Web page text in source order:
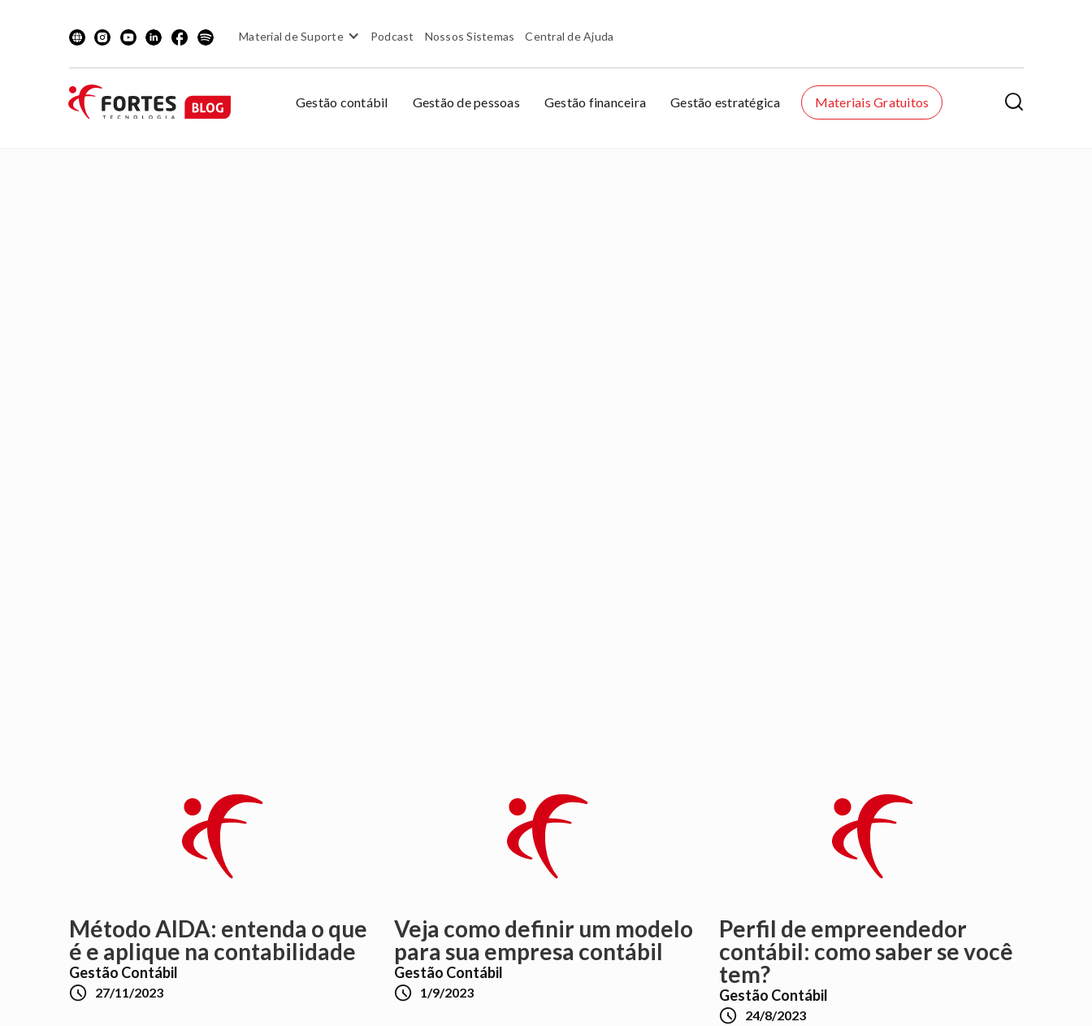
Material de Suporte Podcast Nossos Sistemas Central de Ajuda
Gestão contábil Gestão de pessoas Gestão financeira Gestão estratégica Materiais Gratuitos 
Método AIDA: entenda o que
é e aplique na contabilidade
Gestão Contábil
 27/11/2023
Veja como definir um modelo
para sua empresa contábil
Gestão Contábil
 1/9/2023
Perfil de empreendedor
contábil: como saber se você
tem?
Gestão Contábil
 24/8/2023